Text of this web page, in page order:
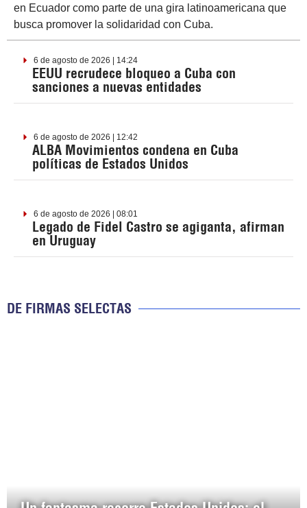
en Ecuador como parte de una gira latinoamericana que
busca promover la solidaridad con Cuba.
6 de agosto de 2026 | 14:24
EEUU recrudece bloqueo a Cuba con
sanciones a nuevas entidades
6 de agosto de 2026 | 12:42
ALBA Movimientos condena en Cuba
políticas de Estados Unidos
6 de agosto de 2026 | 08:01
Legado de Fidel Castro se agiganta, afirman
en Uruguay
DE FIRMAS SELECTAS